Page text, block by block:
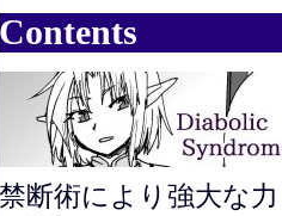
Contents
禁断術により強大な